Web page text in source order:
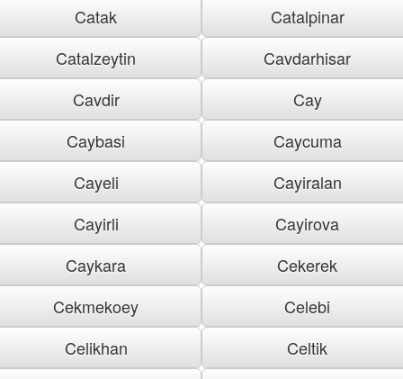
Catak
Catalpinar
Catalzeytin
Cavdarhisar
Cavdir
Cay
Caybasi
Caycuma
Cayeli
Cayiralan
Cayirli
Cayirova
Caykara
Cekerek
Cekmekoey
Celebi
Celikhan
Celtik